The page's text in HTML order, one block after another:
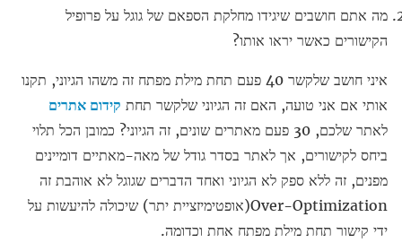
מה אתם חושבים שיגידו מחלקת הספאם של גוגל על פרופיל
הקישורים כאשר יראו אותו?
איני חושב שלקשר 40 פעם תחת מילת מפתח זה משהו הגיוני, תקנו
אותי אם אני טועה, האם זה הגיוני שלקשר תחת קידום אתרים
לאתר שלכם, 30 פעם מאתרים שונים, זה הגיוני? כמובן הכל תלוי
ביחס לקישורים, אך לאתר בסדר גודל של מאה-מאתיים דומיינים
מפנים, זה ללא ספק לא הגיוני ואחד הדברים שגוגל לא אוהבת זה
Over-Optimization(אופטימיזציית יתר) שיכולה להיעשות על
ידי קישור תחת מילת מפתח אחת וכדומה.